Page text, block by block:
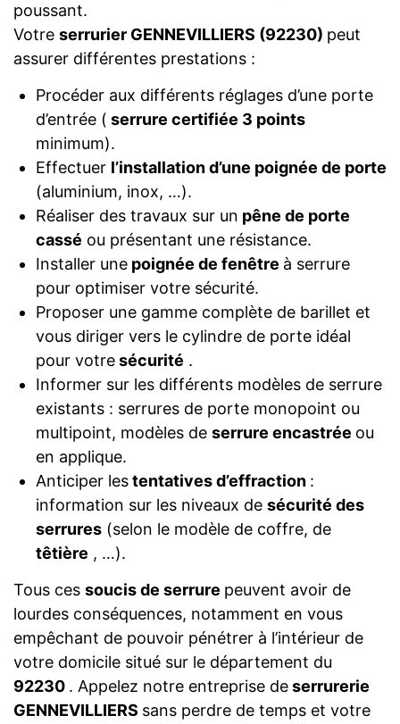
poussant.
Votre serrurier GENNEVILLIERS (92230) peut
assurer différentes prestations :
Procéder aux différents réglages d’une porte
d’entrée ( serrure certifiée 3 points
minimum).
Effectuer l’installation d’une poignée de porte
(aluminium, inox, …).
Réaliser des travaux sur un pêne de porte
cassé ou présentant une résistance.
Installer unepoignée de fenêtre à serrure
pour optimiser votre sécurité.
Proposer une gamme complète de barillet et
vous diriger vers le cylindre de porte idéal
pour votresécurité .
Informer sur les différents modèles de serrure
existants : serrures de porte monopoint ou
multipoint, modèles de serrure encastrée ou
en applique.
Anticiper lestentatives d’effraction :
information sur les niveaux de sécurité des
serrures(selon le modèle de coffre, de
têtière , …).
Tous ces soucis de serrure peuvent avoir de
lourdes conséquences, notamment en vous
empêchant de pouvoir pénétrer à l’intérieur de
votre domicile situé sur le département du
92230 . Appelez notre entreprise deserrurerie
GENNEVILLIERS sans perdre de temps et votre